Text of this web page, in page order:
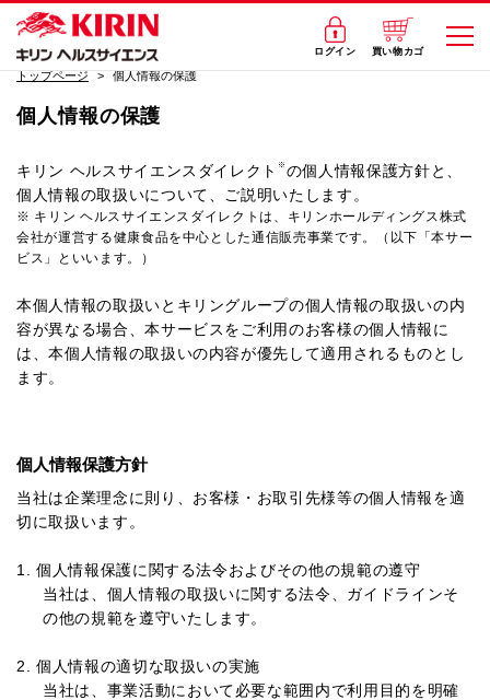
ログイン 買い物カゴ
マイページ
トップページ 個人情報の保護
個人情報の保護
キリン ヘルスサイエンスダイレクト ※ の個人情報保護方針と、
個人情報の取扱いについて、ご説明いたします。
※ キリン ヘルスサイエンスダイレクトは、キリンホールディングス株式
会社が運営する健康食品を中心とした通信販売事業です。（以下「本サー
ビス」といいます。）
本個人情報の取扱いとキリングループの個人情報の取扱いの内
容が異なる場合、本サービスをご利用のお客様の個人情報に
は、本個人情報の取扱いの内容が優先して適用されるものとし
ます。
個人情報保護方針
当社は企業理念に則り、お客様・お取引先様等の個人情報を適
切に取扱います。
1. 個人情報保護に関する法令およびその他の規範の遵守
当社は、個人情報の取扱いに関する法令、ガイドラインそ
の他の規範を遵守いたします。
2. 個人情報の適切な取扱いの実施
当社は、事業活動において必要な範囲内で利用目的を明確